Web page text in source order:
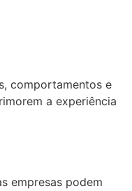
comportamentos e
a experiência
empresas podem